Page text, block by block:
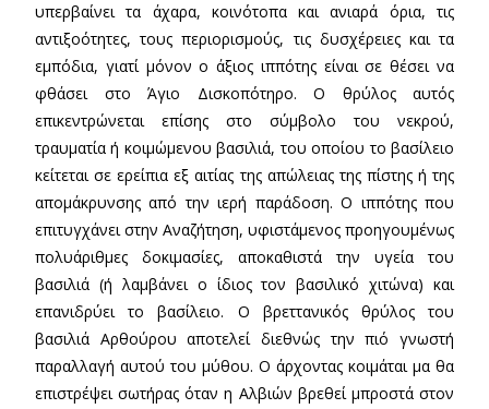
υπερβαίνει τα άχαρα, κοινότοπα και ανιαρά όρια, τις
αντιξοότητες, τους περιορισμούς, τις δυσχέρειες και τα
εμπόδια, γιατί μόνον ο άξιος ιππότης είναι σε θέσει να
φθάσει στο Άγιο Δισκοπότηρο. Ο θρύλος αυτός
επικεντρώνεται επίσης στο σύμβολο του νεκρού,
τραυματία ή κοιμώμενου βασιλιά, του οποίου το βασίλειο
κείτεται σε ερείπια εξ αιτίας της απώλειας της πίστης ή της
απομάκρυνσης από την ιερή παράδοση. Ο ιππότης που
επιτυγχάνει στην Αναζήτηση, υφιστάμενος προηγουμένως
πολυάριθμες δοκιμασίες, αποκαθιστά την υγεία του
βασιλιά (ή λαμβάνει ο ίδιος τον βασιλικό χιτώνα) και
επανιδρύει το βασίλειο. Ο βρεττανικός θρύλος του
βασιλιά Αρθούρου αποτελεί διεθνώς την πιό γνωστή
παραλλαγή αυτού του μύθου. Ο άρχοντας κοιμάται μα θα
επιστρέψει σωτήρας όταν η Αλβιών βρεθεί μπροστά στον